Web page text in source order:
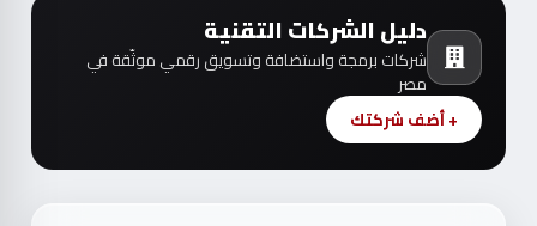
دليل الشركات التقنية
شركات برمجة واستضافة وتسويق رقمي موثّقة في
مصر
+ أضف شركتك